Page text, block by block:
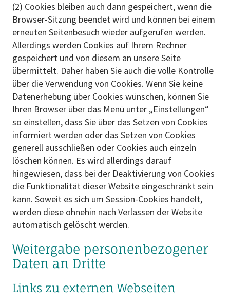
(2) Cookies bleiben auch dann gespeichert, wenn die
Browser-Sitzung beendet wird und können bei einem
erneuten Seitenbesuch wieder aufgerufen werden.
Allerdings werden Cookies auf Ihrem Rechner
gespeichert und von diesem an unsere Seite
übermittelt. Daher haben Sie auch die volle Kontrolle
über die Verwendung von Cookies. Wenn Sie keine
Datenerhebung über Cookies wünschen, können Sie
Ihren Browser über das Menü unter „Einstellungen“
so einstellen, dass Sie über das Setzen von Cookies
informiert werden oder das Setzen von Cookies
generell ausschließen oder Cookies auch einzeln
löschen können. Es wird allerdings darauf
hingewiesen, dass bei der Deaktivierung von Cookies
die Funktionalität dieser Website eingeschränkt sein
kann. Soweit es sich um Session-Cookies handelt,
werden diese ohnehin nach Verlassen der Website
automatisch gelöscht werden.
Weitergabe personenbezogener
Daten an Dritte
Links zu externen Webseiten